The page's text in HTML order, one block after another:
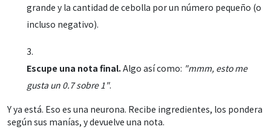
grande y la cantidad de cebolla por un número pequeño (o
incluso negativo).
Escupe una nota final. Algo así como: "mmm, esto me
gusta un 0.7 sobre 1".
Y ya está. Eso es una neurona. Recibe ingredientes, los pondera
según sus manías, y devuelve una nota.